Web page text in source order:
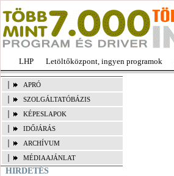
LHP Letöltőközpont, ingyen programok
APRÓ
SZOLGÁLTATÓBÁZIS
KÉPESLAPOK
IDŐJÁRÁS
ARCHÍVUM
MÉDIAAJÁNLAT
HIRDETÉS